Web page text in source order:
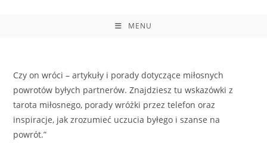
MENU
Czy on wróci – artykuły i porady dotyczące miłosnych
powrotów byłych partnerów. Znajdziesz tu wskazówki z
tarota miłosnego, porady wróżki przez telefon oraz
inspiracje, jak zrozumieć uczucia byłego i szanse na
powrót.”